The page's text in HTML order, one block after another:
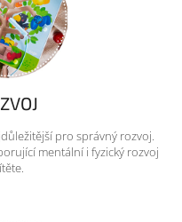
pro správný rozvoj.
mentální i fyzický rozvoj